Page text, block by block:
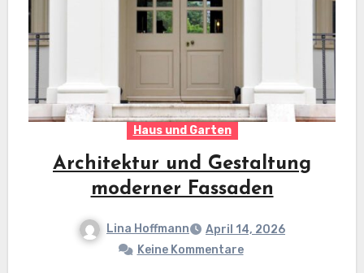
Haus und Garten
Architektur und Gestaltung
moderner Fassaden
Lina Hoffmann
April 14, 2026
Keine Kommentare